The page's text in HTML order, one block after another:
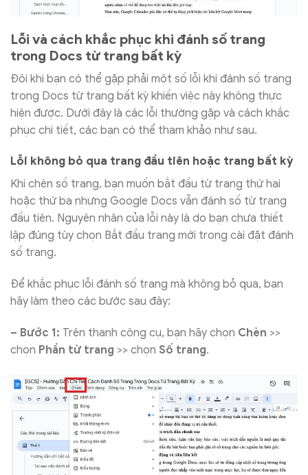
Lỗi và cách khắc phục khi đánh số trang
trong Docs từ trang bất kỳ
Đôi khi bạn có thể gặp phải một số lỗi khi đánh số trang
trong Docs từ trang bất kỳ khiến việc này không thực
hiện được. Dưới đây là các lỗi thường gặp và cách khắc
phục chi tiết, các bạn có thể tham khảo như sau.
Lỗi không bỏ qua trang đầu tiên hoặc trang bất kỳ
Khi chèn số trang, bạn muốn bắt đầu từ trang thứ hai
hoặc thứ ba nhưng Google Docs vẫn đánh số từ trang
đầu tiên. Nguyên nhân của lỗi này là do bạn chưa thiết
lập đúng tùy chọn Bắt đầu trang mới trong cài đặt đánh
số trang.
Để khắc phục lỗi đánh số trang mà không bỏ qua, bạn
hãy làm theo các bước sau đây:
– Bước 1: Trên thanh công cụ, bạn hãy chọn Chèn >>
chọn Phần tử trang >> chọn Số trang.